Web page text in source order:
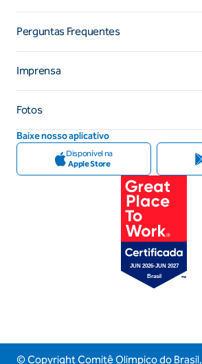
Perguntas Frequentes
Imprensa
Fotos
Baixe nosso aplicativo
Disponível na
Apple Store
© Copyright Comitê Olimpico do Brasil,